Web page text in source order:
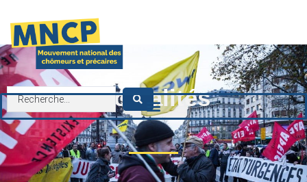
Actualités